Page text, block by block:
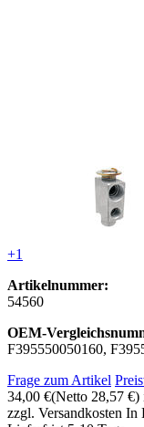
+1
Artikelnummer:
54560
OEM-
F395550050160,
Frage zum Artikel
34,00 €(Netto 28,57 €)
zzgl. Versandkosten In